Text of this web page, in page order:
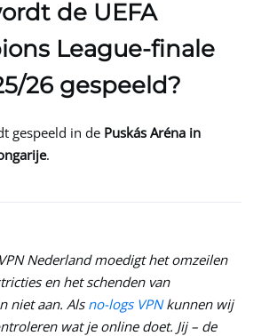
de UEFA
League-finale
26 gespeeld?
gespeeld in de Puskás Aréna in
.
VPN Nederlandmoedigt het omzeilen
en het schenden van
niet aan. Alsno-logs VPNkunnen wij
wat je online doet. Jij – de